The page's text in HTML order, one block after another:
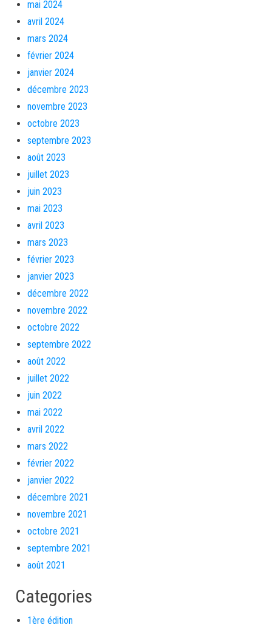
mai 2024
avril 2024
mars 2024
février 2024
janvier 2024
décembre 2023
novembre 2023
octobre 2023
septembre 2023
août 2023
juillet 2023
juin 2023
mai 2023
avril 2023
mars 2023
février 2023
janvier 2023
décembre 2022
novembre 2022
octobre 2022
septembre 2022
août 2022
juillet 2022
juin 2022
mai 2022
avril 2022
mars 2022
février 2022
janvier 2022
décembre 2021
novembre 2021
octobre 2021
septembre 2021
août 2021
Categories
1ère édition